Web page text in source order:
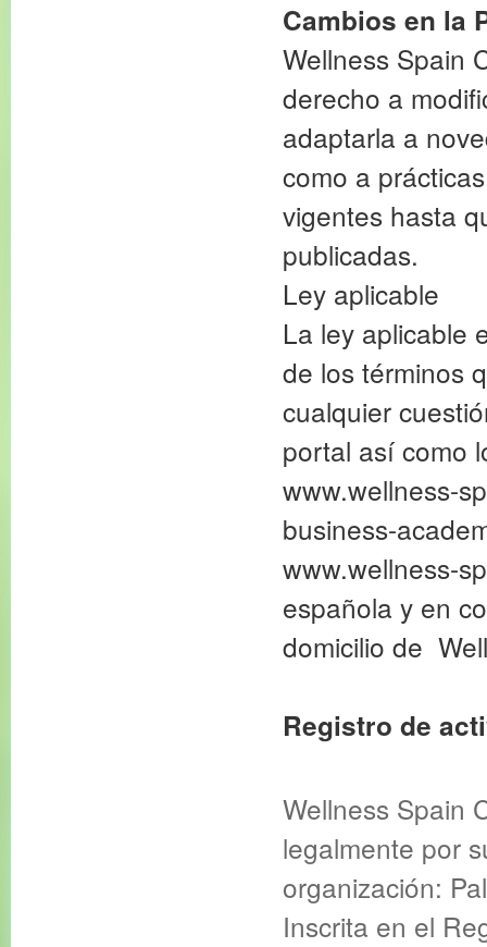
Cambios en la
Wellness Spain
derecho a
adaptarla a
como a
vigentes hasta
publicadas.
Ley aplicable
La ley aplicable
de los términos
cualquier
portal así como
www.wellness-
business-
www.wellness-
española y en
domicilio de
Registro de
Wellness Spain
legalmente por
organización:
Inscrita en el